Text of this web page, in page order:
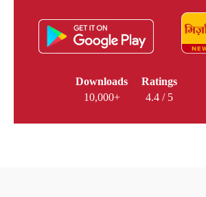
Downloads
10,000+
Ratings
4.4 / 5